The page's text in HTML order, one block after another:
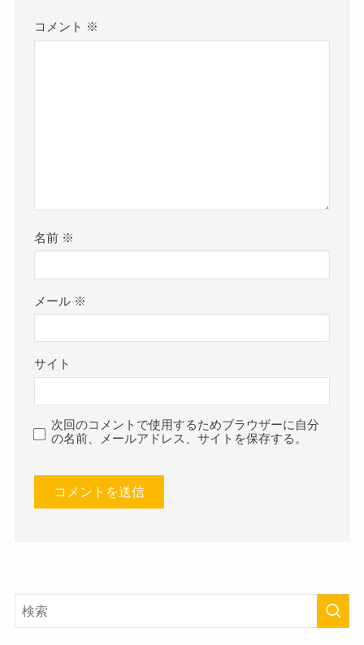
コメント ※
名前 ※
メール ※
サイト
次回のコメントで使用するためブラウザーに自分
の名前、メールアドレス、サイトを保存する。